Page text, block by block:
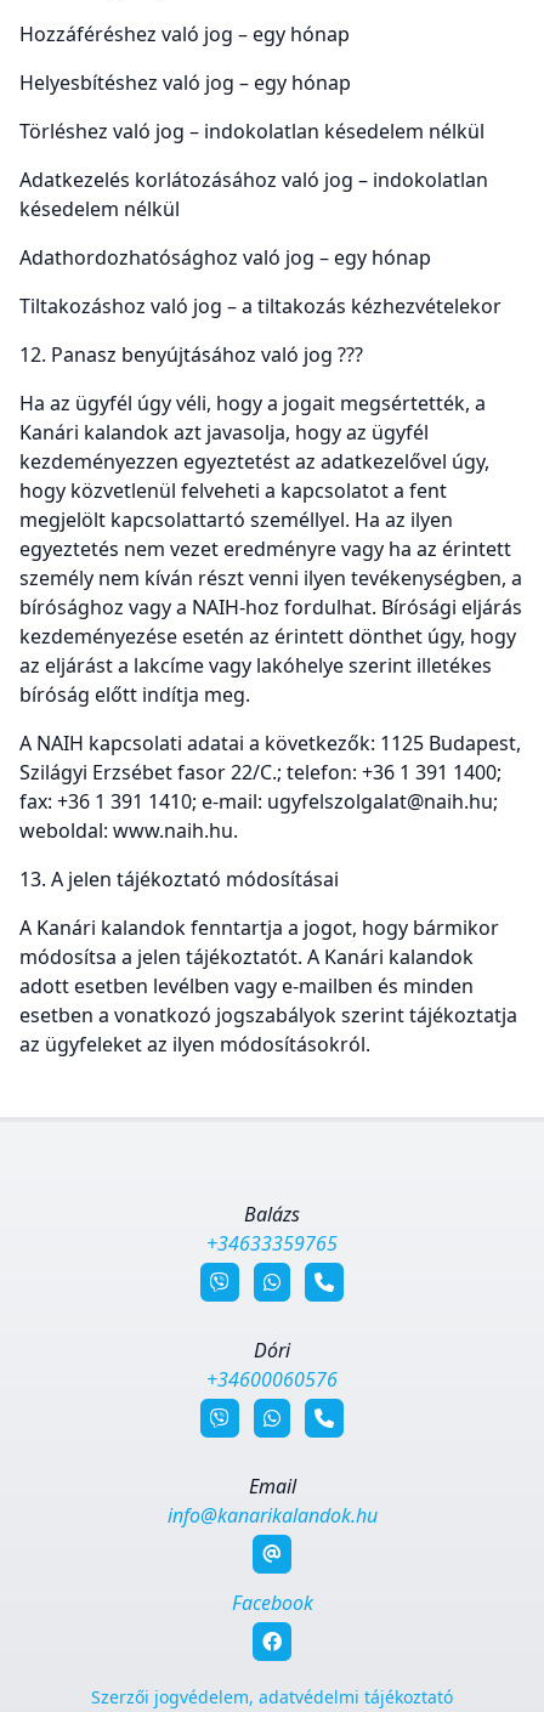
Hozzáféréshez való jog – egy hónap
Helyesbítéshez való jog – egy hónap
Törléshez való jog – indokolatlan késedelem nélkül
Adatkezelés korlátozásához való jog – indokolatlan
késedelem nélkül
Adathordozhatósághoz való jog – egy hónap
Tiltakozáshoz való jog – a tiltakozás kézhezvételekor
12. Panasz benyújtásához való jog ???
Ha az ügyfél úgy véli, hogy a jogait megsértették, a
Kanári kalandok azt javasolja, hogy az ügyfél
kezdeményezzen egyeztetést az adatkezelővel úgy,
hogy közvetlenül felveheti a kapcsolatot a fent
megjelölt kapcsolattartó személlyel. Ha az ilyen
egyeztetés nem vezet eredményre vagy ha az érintett
személy nem kíván részt venni ilyen tevékenységben, a
bírósághoz vagy a NAIH-hoz fordulhat. Bírósági eljárás
kezdeményezése esetén az érintett dönthet úgy, hogy
az eljárást a lakcíme vagy lakóhelye szerint illetékes
bíróság előtt indítja meg.
A NAIH kapcsolati adatai a következők: 1125 Budapest,
Szilágyi Erzsébet fasor 22/C.; telefon: +36 1 391 1400;
fax: +36 1 391 1410; e-mail: ugyfelszolgalat@naih.hu;
weboldal: www.naih.hu.
13. A jelen tájékoztató módosításai
A Kanári kalandok fenntartja a jogot, hogy bármikor
módosítsa a jelen tájékoztatót. A Kanári kalandok
adott esetben levélben vagy e-mailben és minden
esetben a vonatkozó jogszabályok szerint tájékoztatja
az ügyfeleket az ilyen módosításokról.
Balázs
+34633359765
Email
info@kanarikalandok.hu
Facebook
Dóri
+34600060576
Szerzői jogvédelem, adatvédelmi tájékoztató